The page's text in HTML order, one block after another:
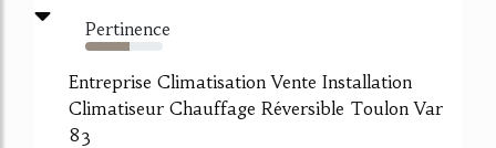
Pertinence
57%
Entreprise Climatisation Vente Installation
Climatiseur Chauffage Réversible Toulon Var
83